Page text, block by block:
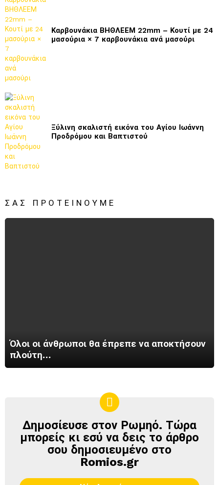
Καρβουνάκια ΒΗΘΛΕΕΜ 22mm – Κουτί με 24
μασούρια × 7 καρβουνάκια ανά μασούρι
Ξύλινη σκαλιστή εικόνα του Αγίου Ιωάννη
Προδρόμου και Βαπτιστού
ΣΑΣ ΠΡΟΤΕΊΝΟΥΜΕ
Όλοι οι άνθρωποι θα έπρεπε να αποκτήσουν
πλούτη…
ΔΗΜΟΣΊΕΥΣΕ
ΣΤΟΝ
ΡΩΜΗΌ
Δημοσίευσε στον Ρωμηό. Τώρα
μπορείς κι εσύ να δεις το άρθρο
σου δημοσιευμένο στο
Romios.gr